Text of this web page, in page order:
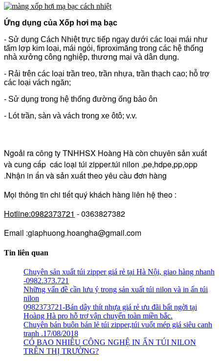
Ứng dụng của Xốp hơi mạ bạc
- Sử dụng Cách Nhiệt trực tiếp ngay dưới các loại mái như
tấm lợp kim loại, mái ngói, fiproximăng trong các hệ thống
nhà xưởng công nghiệp, thương mại và dân dụng.
- Rải trên các loại trần treo, trần nhựa, trần thạch cao; hỗ trợ
các loại vách ngăn;
- Sử dụng trong hệ thống đường ống bảo ôn
- Lót trần, sàn và vách trong xe ôtô; v.v.
Ngoải ra công ty TNHHSX Hoàng Hà còn chuyên sản xuất
và cung cấp các loại túi zipper.túi nilon ,pe,hdpe,pp,opp
.Nhận in ấn và sản xuất theo yêu cầu đơn hàng
Mọi thông tin chi tiết quý khách hàng liên hệ theo :
Hotline:0982373721 - 0363827382
Email :giaphuong.hoangha@gmail.com
Tin liên quan
Chuyên sản xuất túi zipper giá rẻ tại Hà Nội, giao hàng nhanh
-0982.373.721
Những vấn đề cần lưu ý trong sản xuất túi nilon và in ấn túi
nilon
0982373721-Bán dây thít nhựa giá rẻ ưu đãi bất ngời tại
Hoàng Hà pro hỗ trợ vận chuyển toàn miền bắc.
Chuyên bán buôn bán lẻ túi zipper,túi vuốt mép giá siêu canh
tranh .17/08/2018
CÓ BAO NHIÊU CÔNG NGHỆ IN ẤN TÚI NILON
TRÊN THỊ TRƯỜNG?